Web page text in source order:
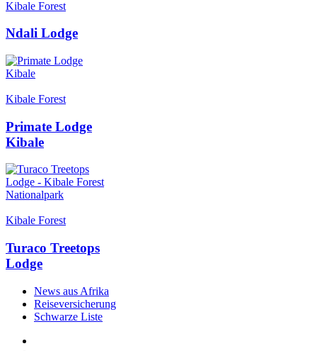
Kibale Forest
Ndali Lodge
Kibale Forest
Primate Lodge
Kibale
Kibale Forest
Turaco Treetops
Lodge
News aus Afrika
Reiseversicherung
Schwarze Liste